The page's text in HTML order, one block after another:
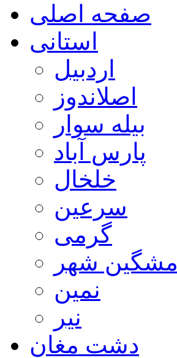
صفحه اصلی
استانی
اردبیل
اصلاندوز
بیله سوار
پارس آباد
خلخال
سرعین
گرمی
مشگین شهر
نمین
نیر
دشت مغان